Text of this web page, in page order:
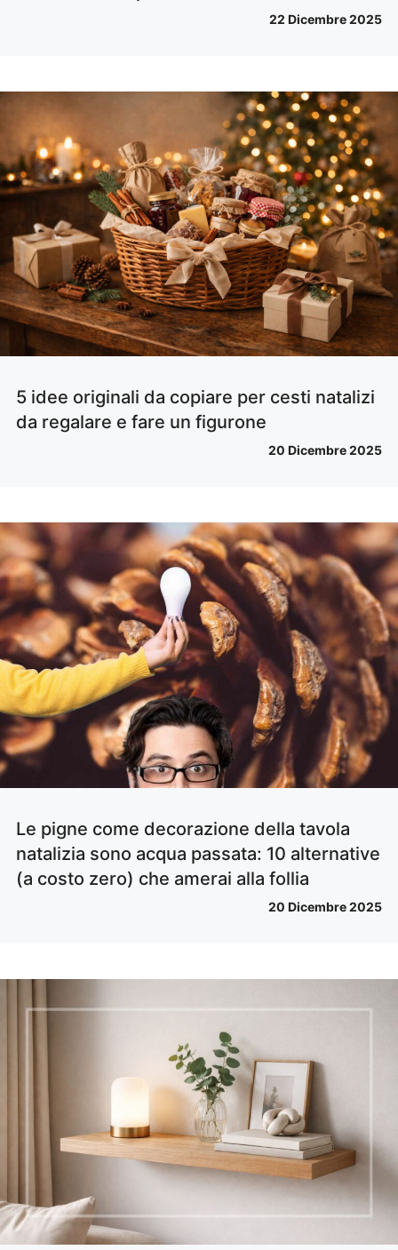
22 Dicembre 2025
5 idee originali da copiare per cesti natalizi
da regalare e fare un figurone
20 Dicembre 2025
Le pigne come decorazione della tavola
natalizia sono acqua passata: 10 alternative
(a costo zero) che amerai alla follia
20 Dicembre 2025